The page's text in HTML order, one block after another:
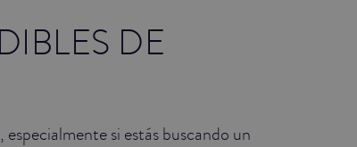
DE
si estás buscando un